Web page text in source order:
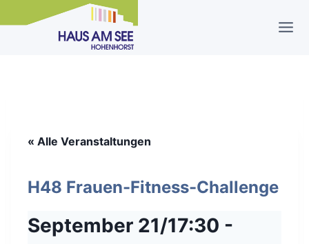
Inhalt
« Alle Veranstaltungen
H48 Frauen-Fitness-Challenge
September 21/17:30 -